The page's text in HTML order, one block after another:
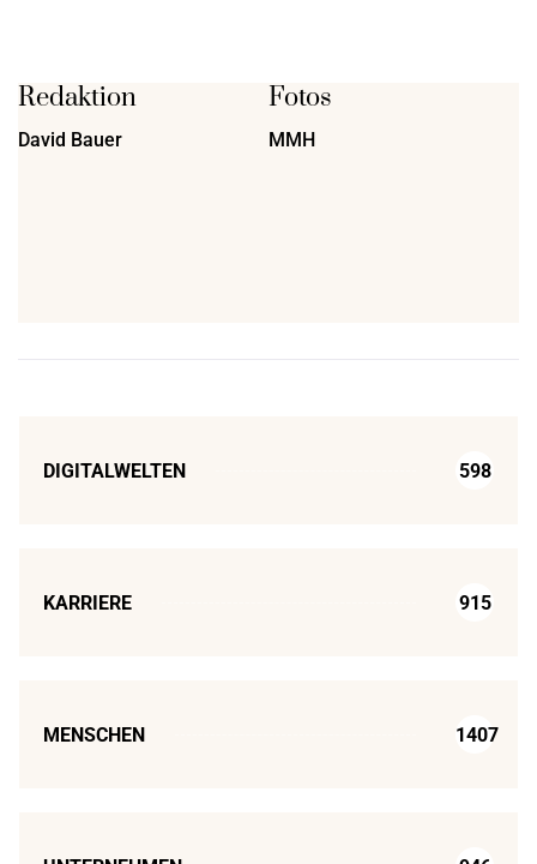
Redaktion
David Bauer
Fotos
MMH
DIGITALWELTEN 598
KARRIERE 915
MENSCHEN 1407